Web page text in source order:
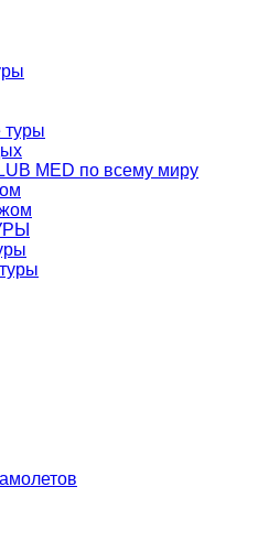
туры
MED по всему миру